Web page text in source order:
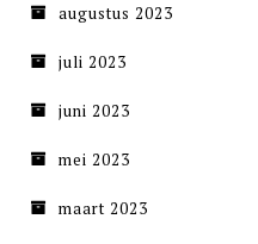
augustus 2023
juli 2023
juni 2023
mei 2023
maart 2023